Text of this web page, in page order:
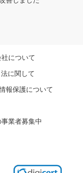
について
に関して
報保護について
業者募集中